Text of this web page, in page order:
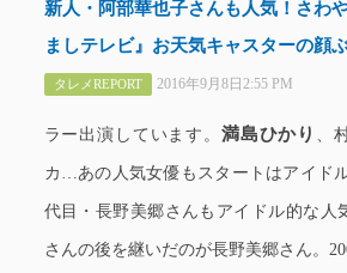
新人・阿部華也子さんも人気！さわ
ましテレビ』お天気キャスターの顔
タレメREPORT 2016年9月8日2:55 PM
ラー出演しています。 満島ひかり 、
カ…あの人気女優もスタートはアイド
代目・長野美郷さんもアイドル的な人
さんの後を継いだのが長野美郷さん。